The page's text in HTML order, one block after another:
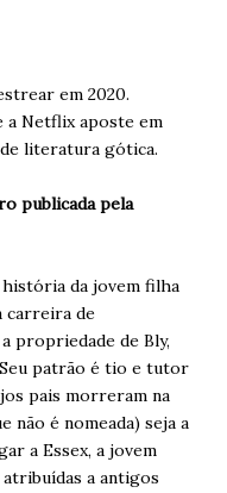
em 2020.
a Netflix aposte em
literatura gótica.
publicada pela
da jovem filha
carreira de
propriedade de Bly,
patrão é tio e tutor
pais morreram na
não é nomeada) seja a
a Essex, a jovem
a antigos